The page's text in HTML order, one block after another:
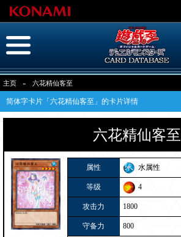
主页 » 六花精仙客至
简体字卡片「六花精仙客至」的卡片详情
六花精仙客至
属性 水属性
等级 4
攻击力 1800
守备力 800